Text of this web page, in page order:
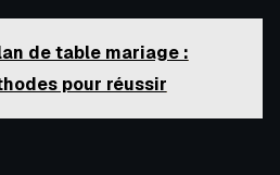
de table mariage :
pour réussir